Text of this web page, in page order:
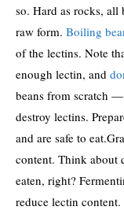
so. Hard as rocks,
raw form. Boiling
of the lectins. Note
enough lectin, and
beans from scratch —
destroy lectins.
and are safe to
content. Think about
eaten, right?
reduce lectin